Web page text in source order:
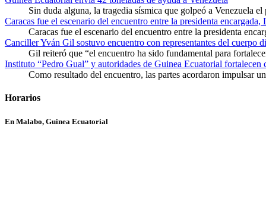
Sin duda alguna, la tragedia sísmica que golpeó a Venezuela
Caracas fue el escenario del encuentro entre la presidenta
Caracas fue el escenario del encuentro entre la presidenta
Canciller Yván Gil sostuvo encuentro con representantes del cuerpo
Gil reiteró que “el encuentro ha sido fundamental para
Instituto “Pedro Gual” y autoridades de Guinea Ecuatorial
Como resultado del encuentro, las partes acordaron impulsar
Horarios
En Malabo, Guinea Ecuatorial